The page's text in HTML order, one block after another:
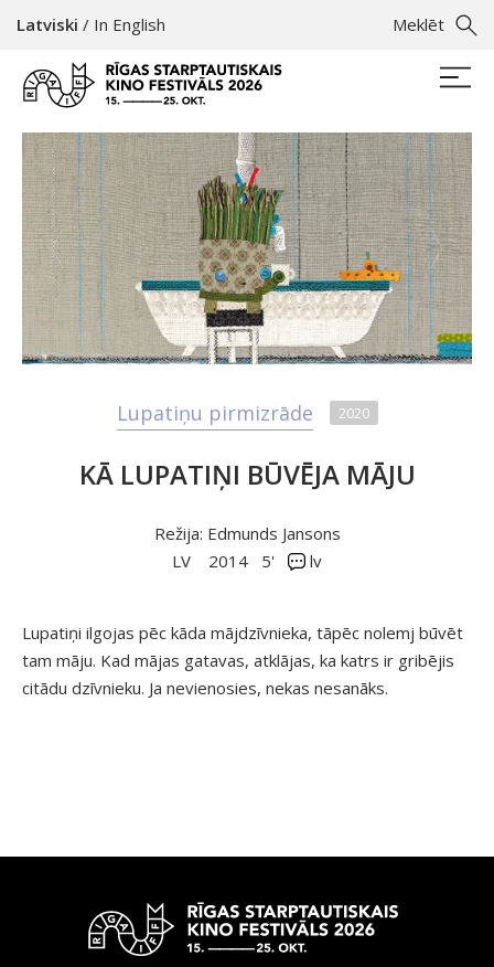
Meklēt
Latviski / In English
Lupatiņu pirmizrāde 2020
KĀ LUPATIŅI BŪVĒJA MĀJU
Režija: Edmunds Jansons
LV
2014 5' lv
Lupatiņi ilgojas pēc kāda mājdzīvnieka, tāpēc nolemj būvēt
tam māju. Kad mājas gatavas, atklājas, ka katrs ir gribējis
citādu dzīvnieku. Ja nevienosies, nekas nesanāks.